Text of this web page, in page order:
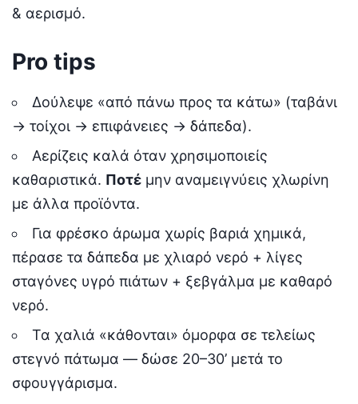
& αερισμό.
Pro tips
Δούλεψε «από πάνω προς τα κάτω» (ταβάνι
→ τοίχοι → επιφάνειες → δάπεδα).
Αερίζεις καλά όταν χρησιμοποιείς
καθαριστικά. Ποτέ μην αναμειγνύεις χλωρίνη
με άλλα προϊόντα.
Για φρέσκο άρωμα χωρίς βαριά χημικά,
πέρασε τα δάπεδα με χλιαρό νερό + λίγες
σταγόνες υγρό πιάτων + ξεβγάλμα με καθαρό
νερό.
Τα χαλιά «κάθονται» όμορφα σε τελείως
στεγνό πάτωμα — δώσε 20–30’ μετά το
σφουγγάρισμα.